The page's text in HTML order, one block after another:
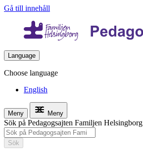
Gå till innehåll
Language
Choose language
English
Meny Meny
Sök på Pedagogsajten Familjen Helsingborg
Sök